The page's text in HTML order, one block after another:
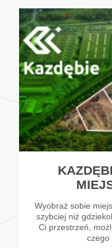
Wyobraź sobie
szybciej niż
Ci przestrzeń,
czego